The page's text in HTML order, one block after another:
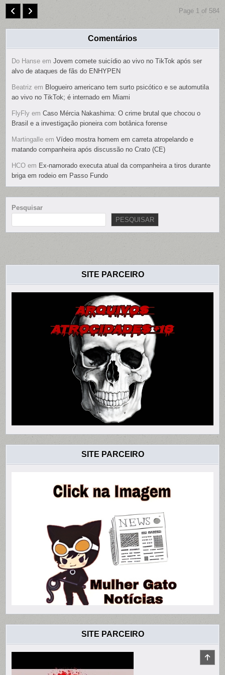
Page 1 of 584
Comentários
Do Hanse emJovem comete suicídio ao vivo no TikTok após ser
alvo de ataques de fãs do ENHYPEN
Beatriz em Blogueiro americano tem surto psicótico e se automutila
ao vivo no TikTok; é internado em Miami
FlyFly emCaso Mércia Nakashima: O crime brutal que chocou o
Brasil e a investigação pioneira com botânica forense
Martingalle emVídeo mostra homem em carreta atropelando e
matando companheira após discussão no Crato (CE)
HCO em Ex-namorado executa atual da companheira a tiros durante
briga em rodeio em Passo Fundo
Pesquisar
PESQUISAR
SITE PARCEIRO
SITE PARCEIRO
SITE PARCEIRO
TO